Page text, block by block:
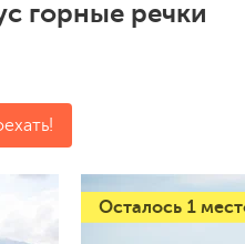
горные речки
Осталось 1